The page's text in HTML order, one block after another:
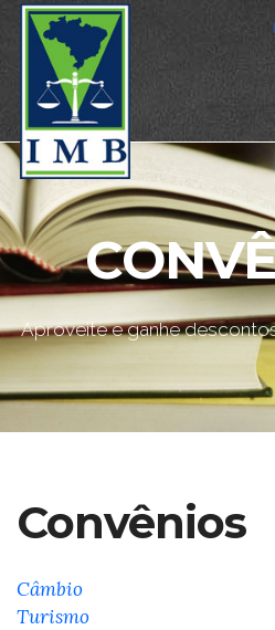
Aproveite e ganhe
Convênios
Câmbio
Turismo